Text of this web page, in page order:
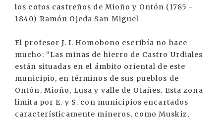
los cotos castreños de Mioño y Ontón (1785 -
1840) Ramón Ojeda San Miguel
El profesor J. I. Homobono escribía no hace
mucho: “Las minas de hierro de Castro Urdiales
están situadas en el ámbito oriental de este
municipio, en términos de sus pueblos de
Ontón, Mioño, Lusa y valle de Otañes. Esta zona
limita por E. y S. con municipios encartados
característicamente mineros, como Muskiz,